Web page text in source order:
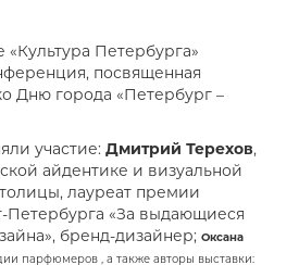
Петербурга»
посвященная
Дню города «Петербург –
участие: Дмитрий Терехов,
айдентике и визуальной
лауреат премии
Петербурга «За выдающиеся
бренд-дизайнер; Оксана
парфюмеров , а также авторы выставки: